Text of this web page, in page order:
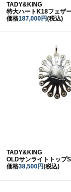
TADY&KING
特大ハートK18フェザ
価格187,000円(税込)
TADY&KING
OLDサンライトトップ
価格38,500円(税込)